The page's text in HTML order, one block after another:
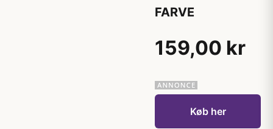
FARVE
159,00 kr
Køb her